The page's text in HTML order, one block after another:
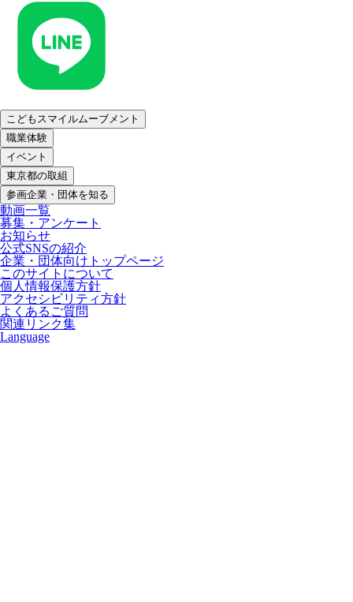
こどもスマイルムーブメント
職業体験
イベント
東京都の取組
参画企業・団体を知る
動画一覧
募集・アンケート
お知らせ
公式SNSの紹介
企業・団体向けトップページ
このサイトについて
個人情報保護方針
アクセシビリティ方針
よくあるご質問
関連リンク集
Language